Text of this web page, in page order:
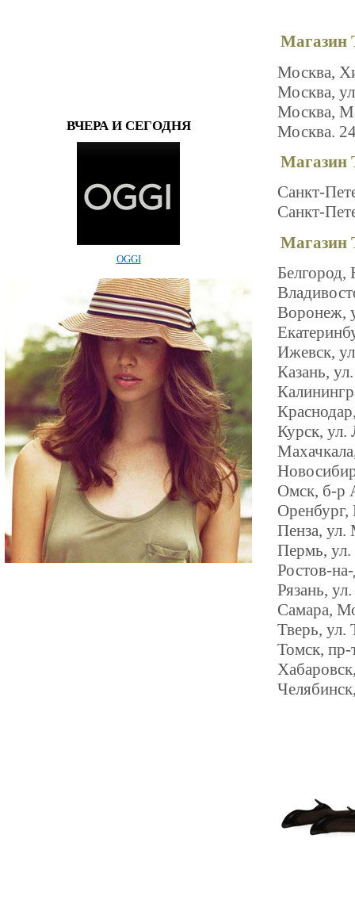
ВЧЕРА И СЕГОДНЯ
OGGI
Магазин
Москва,
Москва,
Москва,
Москва.
Магазин
Санкт-
Санкт-
Магазин
Воронеж,
Ижевск,
Казань,
Курск, ул.
Омск, б-р
Пенза, ул.
Пермь,
Ростов-
Рязань,
Самара,
Тверь, ул.
Томск, пр-